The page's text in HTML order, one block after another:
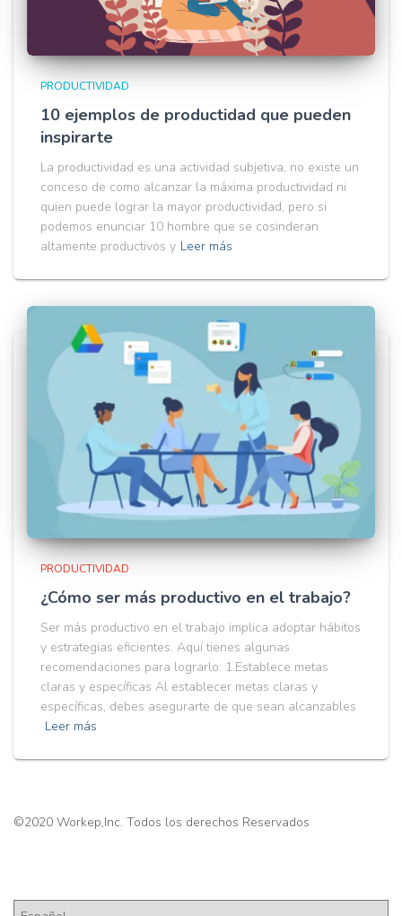
PRODUCTIVIDAD
10 ejemplos de productidad que pueden
inspirarte
La productividad es una actividad subjetiva, no existe un
conceso de como alcanzar la máxima productividad ni
quien puede lograr la mayor productividad, pero si
podemos enunciar 10 hombre que se cosinderan
altamente productivos y Leer más
PRODUCTIVIDAD
¿Cómo ser más productivo en el trabajo?
Ser más productivo en el trabajo implica adoptar hábitos
y estrategias eficientes. Aquí tienes algunas
recomendaciones para lograrlo: 1.Establece metas
claras y específicas Al establecer metas claras y
específicas, debes asegurarte de que sean alcanzables
Leer más
©2020 Workep,Inc. Todos los derechos Reservados